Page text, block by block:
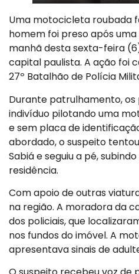
Uma motocicleta roubada
homem foi preso após
manhã desta sexta-feira
capital paulista. A ação foi
27º Batalhão de Polícia
Durante patrulhamento,
indivíduo pilotando uma
e sem placa de
abordado, o suspeito
Sabiá e seguiu a pé,
residência.
Com apoio de outras
na região. A moradora da
dos policiais, que
nos fundos do imóvel. A
apresentava sinais de